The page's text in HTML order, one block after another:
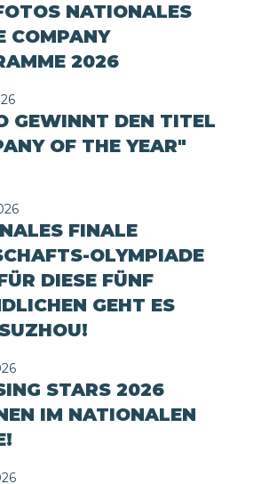
NATIONALES
COMPANY
2026
GEWINNT DEN TITEL
OF THE YEAR"
FINALE
OLYMPIADE
DIESE FÜNF
GEHT ES
STARS 2026
IM NATIONALEN